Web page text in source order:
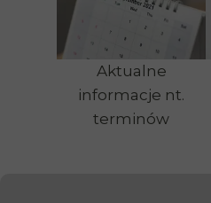
Aktualne
informacje nt.
terminów